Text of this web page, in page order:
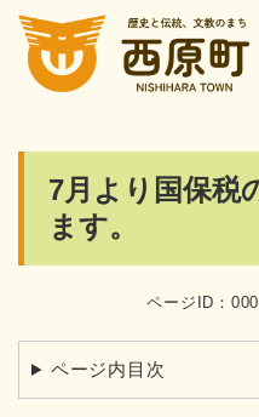
メニューを
7月より国保税
ます。
ページID：
ページ内目次